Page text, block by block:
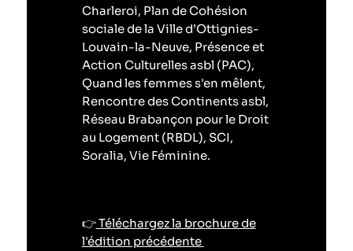
Charleroi, Plan de Cohésion
sociale de la Ville d’Ottignies-
Louvain-la-Neuve, Présence et
Action Culturelles asbl (PAC),
Quand les femmes s'en mêlent,
Rencontre des Continents asbl,
Réseau Brabançon pour le Droit
au Logement (RBDL), SCI,
Soralia, Vie Féminine.
👉Téléchargez la brochure de
l'édition précédente